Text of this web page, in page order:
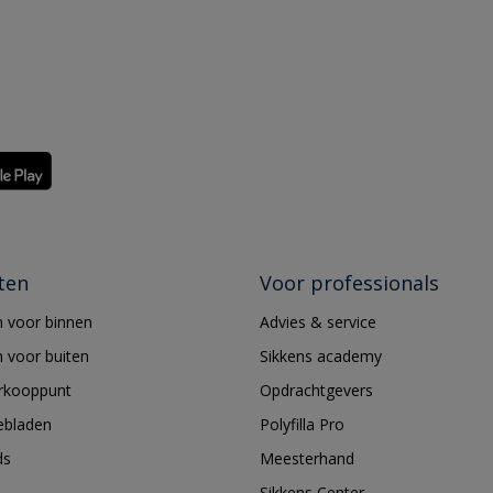
voor binnen
voor buiten
Voor professionals
Advies & service
Sikkens academy
Opdrachtgevers
Polyfilla Pro
Meesterhand